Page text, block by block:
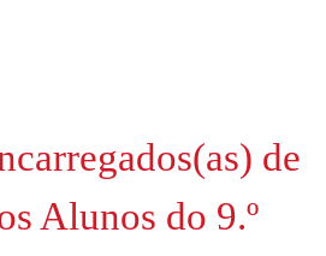
de
Alunos do 9.º